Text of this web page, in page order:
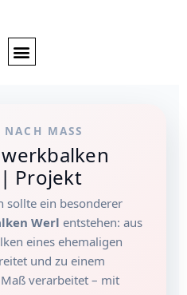
MASS
Projekt
sollte ein besonderer
Werl entstehen: aus
eines ehemaligen
und zu einem
verarbeitet – mit